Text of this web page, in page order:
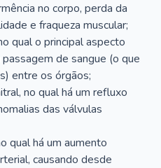
no corpo, perda da
e fraqueza muscular;
qual o principal aspecto
de sangue (o que
entre os órgãos;
no qual há um refluxo
das válvulas
qual há um aumento
causando desde